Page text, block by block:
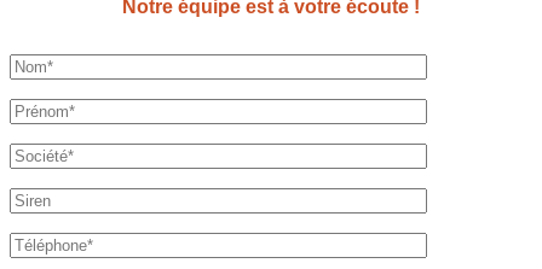
Notre équipe est à votre écoute !